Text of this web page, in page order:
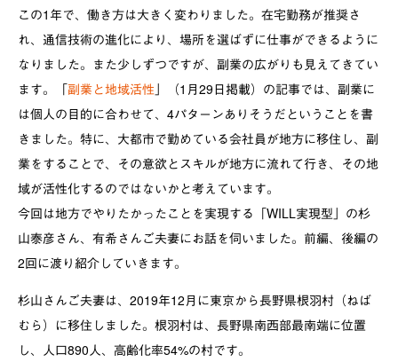
この1年で、働き方は大きく変わりました。在宅勤務が推奨さ
れ、通信技術の進化により、場所を選ばずに仕事ができるように
なりました。また少しずつですが、副業の広がりも見えてきてい
ます。「副業と地域活性」（1月29日掲載）の記事では、副業に
は個人の目的に合わせて、4パターンありそうだということを書
きました。特に、大都市で勤めている会社員が地方に移住し、副
業をすることで、その意欲とスキルが地方に流れて行き、その地
域が活性化するのではないかと考えています。
今回は地方でやりたかったことを実現する「WILL実現型」の杉
山泰彦さん、有希さんご夫妻にお話を伺いました。前編、後編の
2回に渡り紹介していきます。
杉山さんご夫妻は、2019年12月に東京から長野県根羽村（ねば
むら）に移住しました。根羽村は、長野県南西部最南端に位置
し、人口890人、高齢化率54%の村です。